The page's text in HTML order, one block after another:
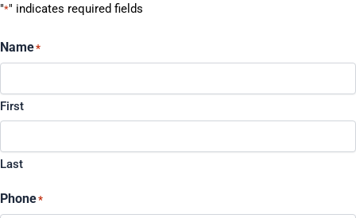
"*" indicates required fields
Name*
First
Last
Phone*